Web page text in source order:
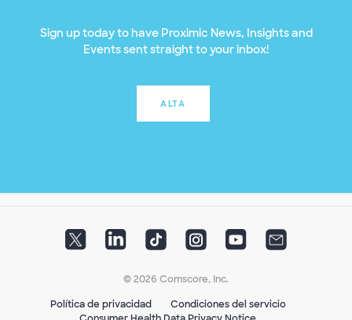
Sign up today to have Proximic News, Insights and
Events sent straight to your inbox!
ALTA
© 2026 Comscore, Inc.
Política de privacidad
Condiciones del servicio